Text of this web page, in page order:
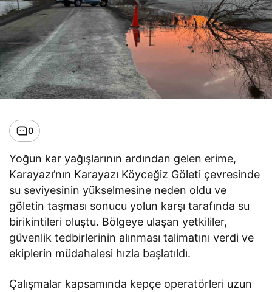
0
Yoğun kar yağışlarının ardından gelen erime,
Karayazı’nın Karayazı Köyceğiz Göleti çevresinde
su seviyesinin yükselmesine neden oldu ve
göletin taşması sonucu yolun karşı tarafında su
birikintileri oluştu. Bölgeye ulaşan yetkililer,
güvenlik tedbirlerinin alınması talimatını verdi ve
ekiplerin müdahalesi hızla başlatıldı.
Çalışmalar kapsamında kepçe operatörleri uzun